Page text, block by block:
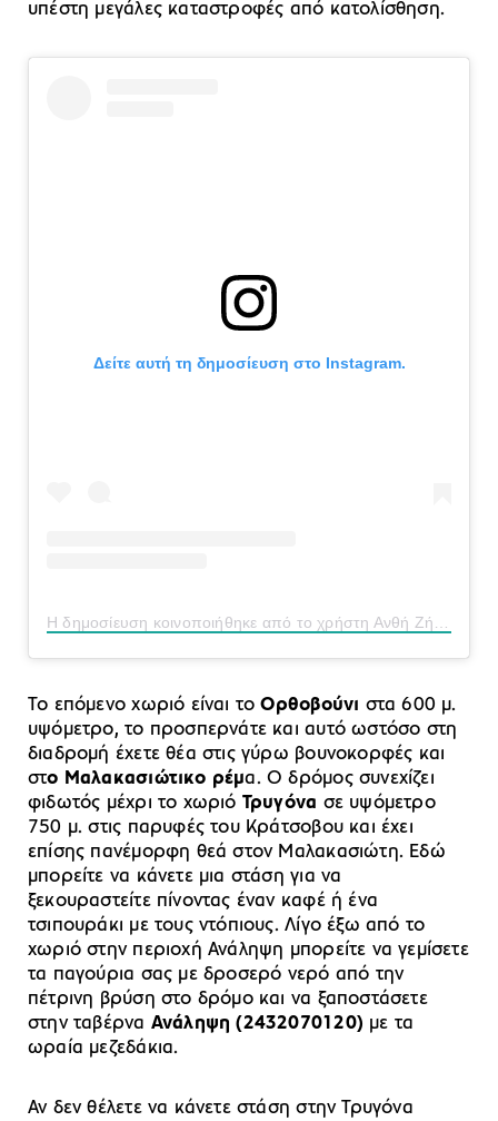
υπέστη μεγάλες καταστροφές από κατολίσθηση.
Δείτε αυτή τη δημοσίευση στο Instagram.
Το επόμενο χωριό είναι τοΟρθοβούνι στα 600 μ.
υψόμετρο, το προσπερνάτε και αυτό ωστόσο στη
διαδρομή έχετε θέα στις γύρω βουνοκορφές και
στο Μαλακασιώτικο ρέμα. Ο δρόμος συνεχίζει
φιδωτός μέχρι το χωριό Τρυγόνα σε υψόμετρο
750 μ. στις παρυφές του Κράτσοβου και έχει
επίσης πανέμορφη θεά στον Μαλακασιώτη. Εδώ
μπορείτε να κάνετε μια στάση για να
ξεκουραστείτε πίνοντας έναν καφέ ή ένα
τσιπουράκι με τους ντόπιους. Λίγο έξω από το
χωριό στην περιοχή Ανάληψη μπορείτε να γεμίσετε
τα παγούρια σας με δροσερό νερό από την
πέτρινη βρύση στο δρόμο και να ξαποστάσετε
στην ταβέρνα Ανάληψη (2432070120) με τα
ωραία μεζεδάκια.
Αν δεν θέλετε να κάνετε στάση στην Τρυγόνα